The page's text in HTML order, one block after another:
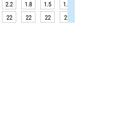
2.2 1.8 1.5 1.4
22 22 22 22